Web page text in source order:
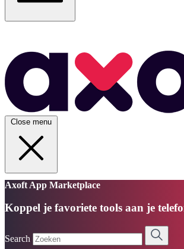
Close menu
Axoft App Marketplace
Koppel je favoriete tools aan je
Search